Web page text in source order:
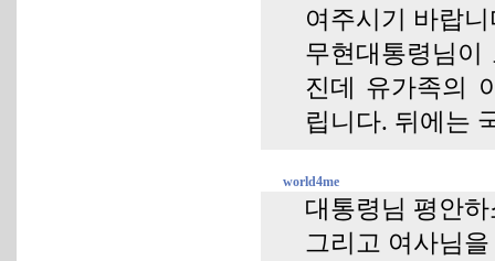
여주시기 바랍
무현대통령님
진데 유가족의
립니다. 뒤에는
world4me
대통령님 평안
그리고 여사님